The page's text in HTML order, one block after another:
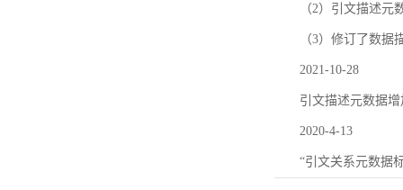
（2）引文描述元
（3）修订了数据
2021-10-28
引文描述元数据增
2020-4-13
“引文关系元数据